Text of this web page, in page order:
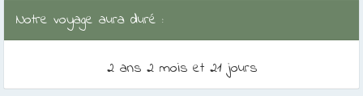
Notre voyage aura duré :
2 ans 2 mois et 21 jours